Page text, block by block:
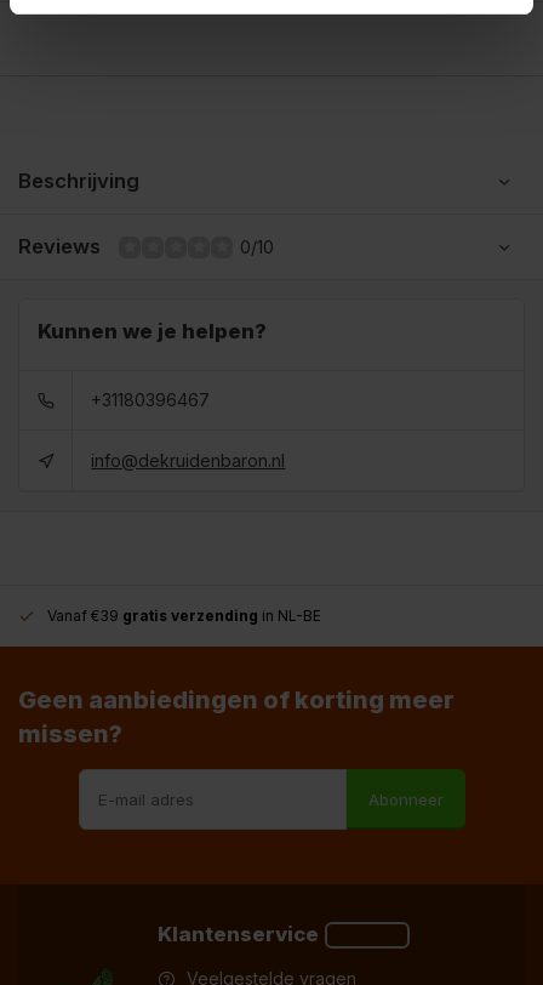
Beschrijving
Reviews 0/10
Kunnen we je helpen?
+31180396467
info@dekruidenbaron.nl
Vanaf €39 gratis verzending in NL-BE
Geen aanbiedingen of korting meer
missen?
Abonneer
Klantenservice
Veelgestelde vragen